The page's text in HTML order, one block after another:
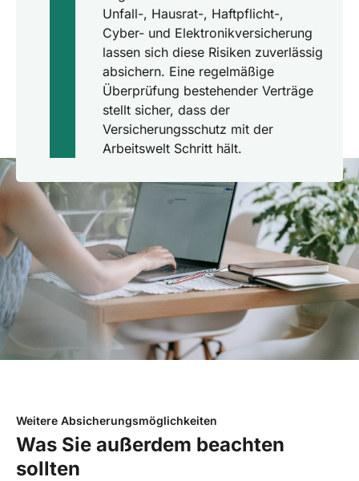
Unfall-, Hausrat-, Haftpflicht-,
Cyber- und Elektronikversicherung
lassen sich diese Risiken zuverlässig
absichern. Eine regelmäßige
Überprüfung bestehender Verträge
stellt sicher, dass der
Versicherungsschutz mit der
Arbeitswelt Schritt hält.
Weitere Absicherungsmöglichkeiten
Was Sie außerdem beachten
sollten